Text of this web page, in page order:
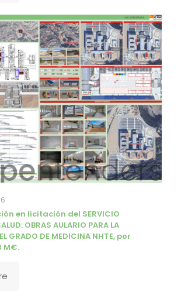
en licitación del SERVICIO
OBRAS AULARIO PARA LA
GRADO DE MEDICINA NHTE, por
M€.